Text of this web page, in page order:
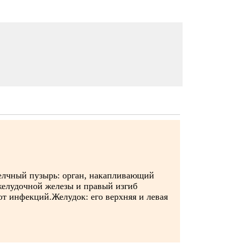
пузырь: орган, накапливающий
железы и правый изгиб
инфекций.Желудок: его верхняя и левая